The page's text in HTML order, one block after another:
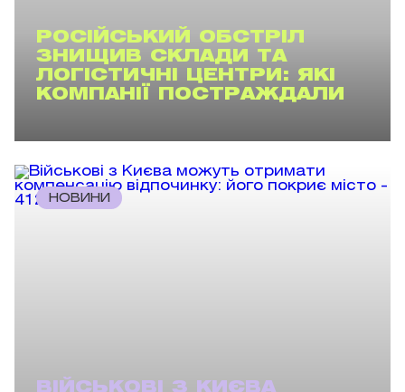
РОСІЙСЬКИЙ ОБСТРІЛ
ЗНИЩИВ СКЛАДИ ТА
ЛОГІСТИЧНІ ЦЕНТРИ: ЯКІ
КОМПАНІЇ ПОСТРАЖДАЛИ
НОВИНИ
ВІЙСЬКОВІ З КИЄВА